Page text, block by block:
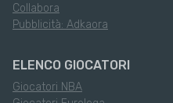
Collabora
Pubblicità: Adkaora
ELENCO GIOCATORI
Giocatori NBA